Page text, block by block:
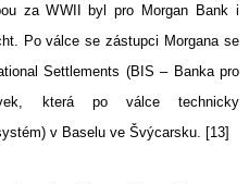
za WWII byl pro Morgan Bank i
Po válce se zástupci Morgana se
Settlements (BIS – Banka pro
která po válce technicky
v Baselu ve Švýcarsku. [13]